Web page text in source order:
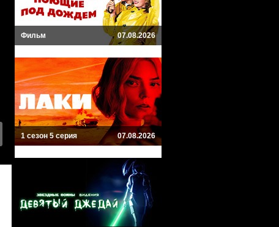
Фильм 07.08.2026
1 сезон 5 серия 07.08.2026